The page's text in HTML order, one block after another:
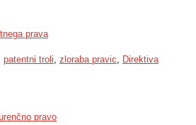
prava
patentni troli, zloraba pravic, Direktiva
pravo